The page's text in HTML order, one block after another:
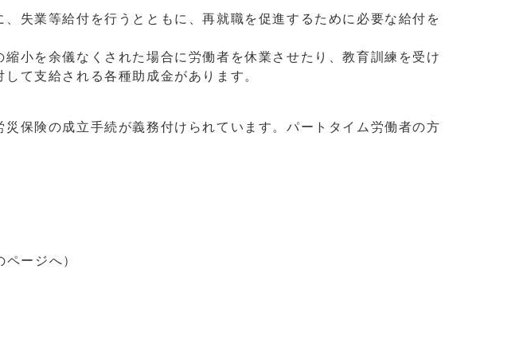
失業等給付を行うとともに、再就職を促進するために必要な給付を
小を余儀なくされた場合に労働者を休業させたり、教育訓練を受け
て支給される各種助成金があります。
災保険の成立手続が義務付けられています。パートタイム労働者の方
ページへ）